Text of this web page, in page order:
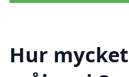
Hur